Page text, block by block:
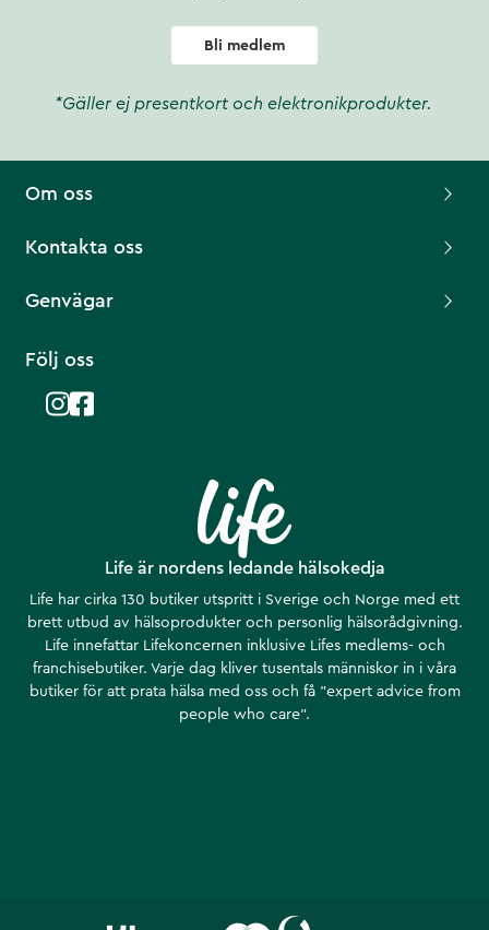
Bli medlem
*Gäller ej presentkort och elektronikprodukter.
Life är nordens ledande hälsokedja
Life har cirka 130 butiker utspritt i Sverige och Norge med ett
brett utbud av hälsoprodukter och personlig hälsorådgivning.
Life innefattar Lifekoncernen inklusive Lifes medlems- och
franchisebutiker. Varje dag kliver tusentals människor in i våra
butiker för att prata hälsa med oss och få ”expert advice from
people who care”.
Om oss
Kontakta oss
Genvägar
Följ oss